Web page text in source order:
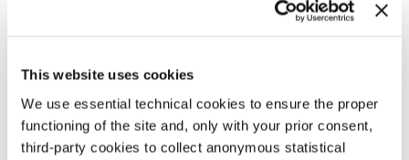
This website uses cookies
We use essential technical cookies to ensure the proper
functioning of the site and, only with your prior consent,
third-party cookies to collect anonymous statistical
Il restauro è stato realizzato integralmente dal CNC
francese (Centre national du cinéma et de l’image animée)
ed eseguito dal laboratorio L21. Gli elementi originali della
pellicola 16mm inversibile sono stati scannerizzati in 2k.